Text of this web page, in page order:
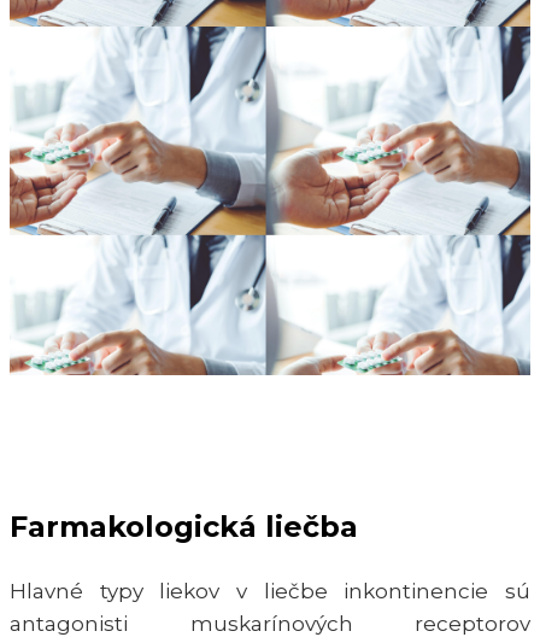
Farmakologická liečba
Hlavné typy liekov v liečbe inkontinencie sú
antagonisti muskarínových receptorov